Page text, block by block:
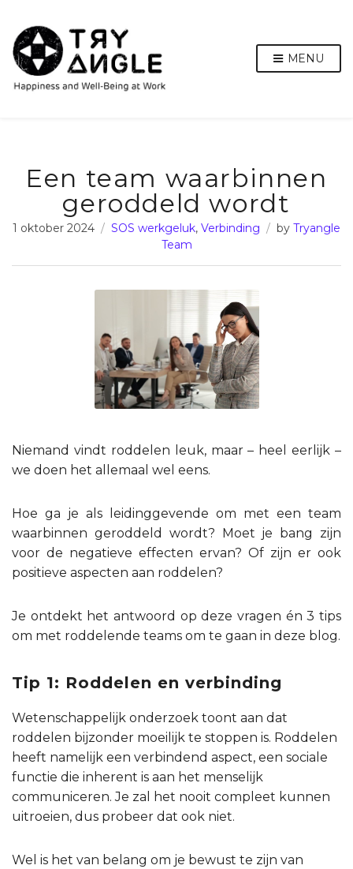
MENU
Een team waarbinnen
geroddeld wordt
1 oktober 2024 SOS werkgeluk, Verbinding by Tryangle
Team
Niemand vindt roddelen leuk, maar – heel eerlijk –
we doen het allemaal wel eens.
Hoe ga je als leidinggevende om met een team
waarbinnen geroddeld wordt? Moet je bang zijn
voor de negatieve effecten ervan? Of zijn er ook
positieve aspecten aan roddelen?
Je ontdekt het antwoord op deze vragen én 3 tips
om met roddelende teams om te gaan in deze blog.
Tip 1: Roddelen en verbinding
Wetenschappelijk onderzoek toont aan dat
roddelen bijzonder moeilijk te stoppen is. Roddelen
heeft namelijk een verbindend aspect, een sociale
functie die inherent is aan het menselijk
communiceren. Je zal het nooit compleet kunnen
uitroeien, dus probeer dat ook niet.
Wel is het van belang om je bewust te zijn van